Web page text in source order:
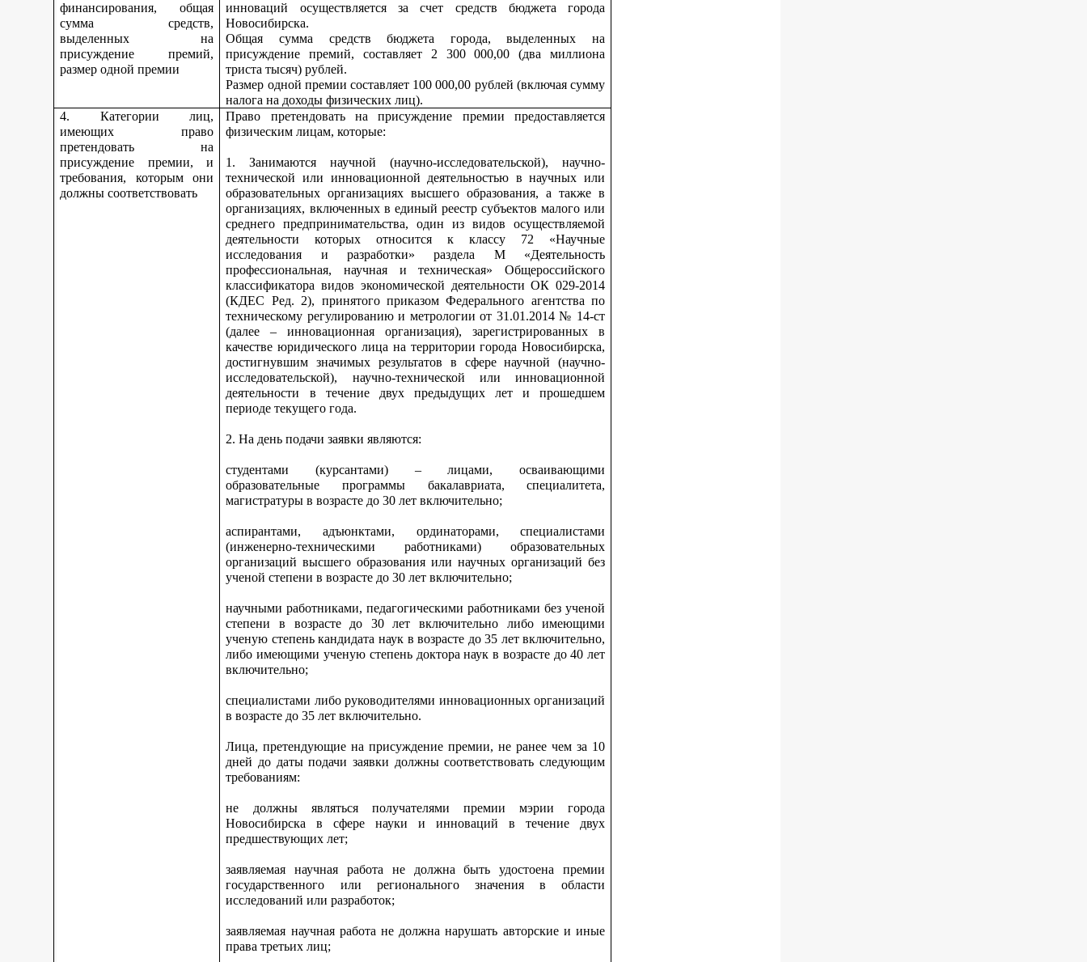
финансирования, общая
сумма средств,
выделенных на
присуждение премий,
размер одной премии
инноваций осуществляется за счет средств бюджета города
Новосибирска.
Общая сумма средств бюджета города, выделенных на
присуждение премий, составляет 2 300 000,00 (два миллиона
триста тысяч) рублей.
Размер одной премии составляет 100 000,00 рублей (включая сумму
налога на доходы физических лиц).
4. Категории лиц,
имеющих право
претендовать на
присуждение премии, и
требования, которым они
должны соответствовать
Право претендовать на присуждение премии предоставляется
физическим лицам, которые:
1. Занимаются научной (научно-исследовательской), научно-
технической или инновационной деятельностью в научных или
образовательных организациях высшего образования, а также в
организациях, включенных в единый реестр субъектов малого или
среднего предпринимательства, один из видов осуществляемой
деятельности которых относится к классу 72 «Научные
исследования и разработки» раздела М «Деятельность
профессиональная, научная и техническая» Общероссийского
классификатора видов экономической деятельности ОК 029-2014
(КДЕС Ред. 2), принятого приказом Федерального агентства по
техническому регулированию и метрологии от 31.01.2014 № 14-ст
(далее – инновационная организация), зарегистрированных в
качестве юридического лица на территории города Новосибирска,
достигнувшим значимых результатов в сфере научной (научно-
исследовательской), научно-технической или инновационной
деятельности в течение двух предыдущих лет и прошедшем
периоде текущего года.
2. На день подачи заявки являются:
студентами (курсантами) – лицами, осваивающими
образовательные программы бакалавриата, специалитета,
магистратуры в возрасте до 30 лет включительно;
аспирантами, адъюнктами, ординаторами, специалистами
(инженерно-техническими работниками) образовательных
организаций высшего образования или научных организаций без
ученой степени в возрасте до 30 лет включительно;
научными работниками, педагогическими работниками без ученой
степени в возрасте до 30 лет включительно либо имеющими
ученую степень кандидата наук в возрасте до 35 лет включительно,
либо имеющими ученую степень доктора наук в возрасте до 40 лет
включительно;
специалистами либо руководителями инновационных организаций
в возрасте до 35 лет включительно.
Лица, претендующие на присуждение премии, не ранее чем за 10
дней до даты подачи заявки должны соответствовать следующим
требованиям:
не должны являться получателями премии мэрии города
Новосибирска в сфере науки и инноваций в течение двух
предшествующих лет;
заявляемая научная работа не должна быть удостоена премии
государственного или регионального значения в области
исследований или разработок;
заявляемая научная работа не должна нарушать авторские и иные
права третьих лиц;